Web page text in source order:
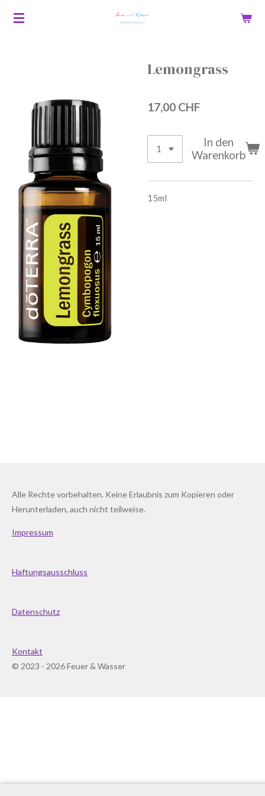
Zum
Lemongrass
17,00 CHF
In den
Warenkorb
15ml
Alle Rechte vorbehalten. Keine Erlaubnis zum Kopieren oder
Herunterladen, auch nicht teilweise.
Impressum
Haftungsausschluss
Datenschutz
Kontakt
© 2023 - 2026 Feuer & Wasser